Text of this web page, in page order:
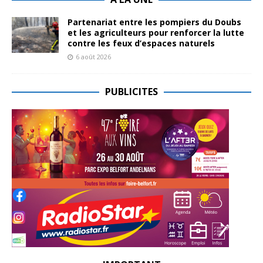
Partenariat entre les pompiers du Doubs
et les agriculteurs pour renforcer la lutte
contre les feux d’espaces naturels
6 août 2026
PUBLICITES